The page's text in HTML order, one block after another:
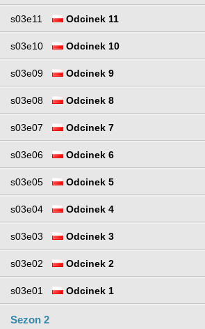
s03e11 Odcinek 11
s03e10 Odcinek 10
s03e09 Odcinek 9
s03e08 Odcinek 8
s03e07 Odcinek 7
s03e06 Odcinek 6
s03e05 Odcinek 5
s03e04 Odcinek 4
s03e03 Odcinek 3
s03e02 Odcinek 2
s03e01 Odcinek 1
Sezon 2